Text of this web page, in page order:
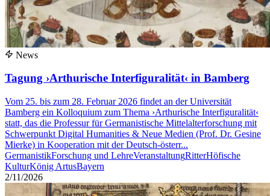
News
Tagung ›Arthurische Interfiguralität‹ in Bamberg
Vom 25. bis zum 28. Februar 2026 findet an der Universität
Bamberg ein Kolloquium zum Thema ›Arthurische Interfiguralität‹
statt, das die Professur für Germanistische Mittelalterforschung mit
Schwerpunkt Digital Humanities & Neue Medien (Prof. Dr. Gesine
Mierke) in Kooperation mit der Deutsch-österr...
GermanistikForschung und LehreVeranstaltungRitterHöfische
KulturKönig ArtusBayern
2/11/2026